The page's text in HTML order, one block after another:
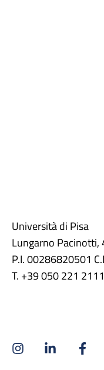
Università di Pisa
Lungarno Pacinotti,
P.I. 00286820501
T. +39 050 221 2111